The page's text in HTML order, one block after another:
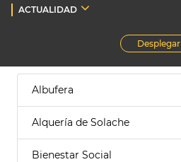
ACTUALIDAD
Desplegar
Albufera
Alquería de Solache
Bienestar Social